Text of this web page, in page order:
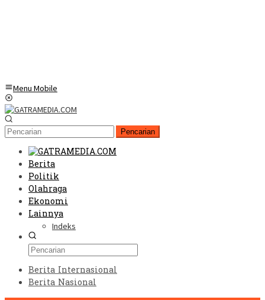
Menu Mobile
Pencarian
Berita
Politik
Olahraga
Ekonomi
Lainnya
Indeks
Berita Internasional
Berita Nasional